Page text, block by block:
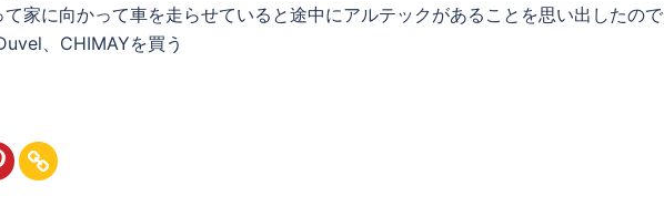
て家に向かって車を走らせていると途中にアルテックがあることを思い出したので
、CHIMAYを買う